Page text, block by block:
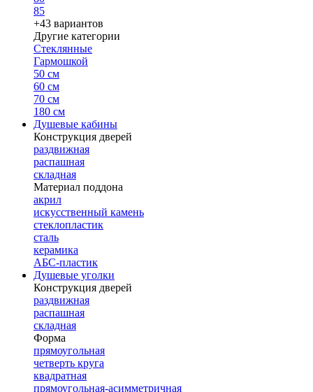
85
+43 вариантов
Другие категории
Стеклянные
Гармошкой
50 см
60 см
70 см
180 см
Душевые кабины
Конструкция дверей
раздвижная
распашная
складная
Материал поддона
акрил
искусственный камень
стеклопластик
сталь
керамика
АБС-пластик
Душевые уголки
Конструкция дверей
раздвижная
распашная
складная
Форма
прямоугольная
четверть круга
квадратная
прямоугольная-асимметричная